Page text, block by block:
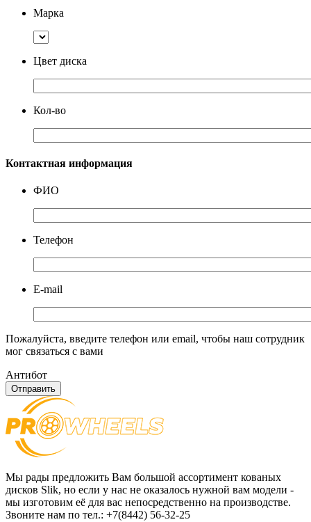
Марка
Цвет диска
Кол-во
Контактная информация
ФИО
Телефон
E-mail
Пожалуйста, введите телефон или email, чтобы наш сотрудник
мог связаться с вами
Антибот
Отправить
Мы рады предложить Вам большой ассортимент кованых
дисков Slik, но если у нас не оказалось нужной вам модели -
мы изготовим её для вас непосредственно на производстве.
Звоните нам по тел.: +7(8442) 56-32-25